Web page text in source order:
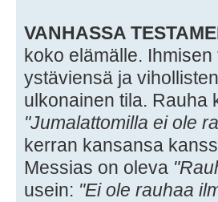
VANHASSA
koko elämälle.
ystäviensä ja
ulkonainen tila. Rauha
"Jumalattomilla ei ole
kerran kansansa
Messias on oleva
usein: "Ei ole rauhaa